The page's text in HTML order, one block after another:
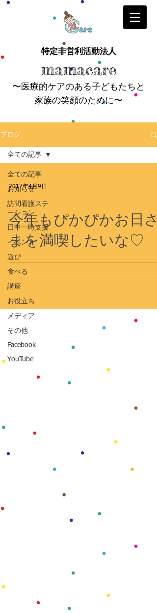
特定非営利活動法人
mamacare
〜医療的ケアのある子どもたちと
家族の笑顔のために〜
ブログ
全ての記事
お知らせ
訪問看護ステ
ーション
日中一時支援
イベント
遊び
食べる
講座
お役立ち
メディア
その他
Facebook
YouTube
全ての記事
2017年4月9日
イベント
今年もぴかぴかお日さ
まを満喫したいな♡